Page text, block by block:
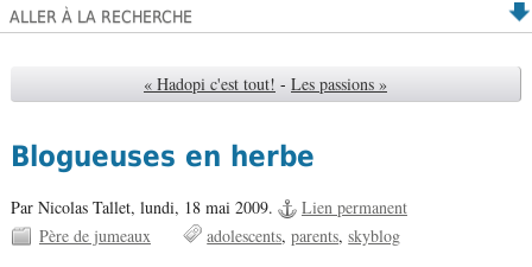
ALLER À LA RECHERCHE
« Hadopi c'est tout! - Les passions »
Blogueuses en herbe
Par Nicolas Tallet, lundi, 18 mai 2009.
Lien permanent
Père de jumeaux
adolescents parents skyblog